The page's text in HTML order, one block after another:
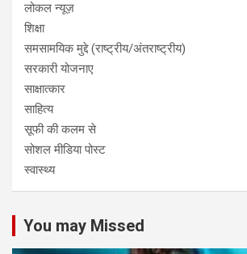
लोकल न्यूज़
शिक्षा
समसामयिक मुद्दे (राष्ट्रीय/अंतराष्ट्रीय)
सरकारी योजनाए
साक्षात्कार
साहित्य
सूफी की कलम से
सोशल मीडिया पोस्ट
स्वास्थ्य
You may Missed